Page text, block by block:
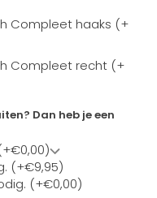
Compleet haaks (+
Compleet recht (+
Dan heb je een
(+€9,95)
(+€0,00)